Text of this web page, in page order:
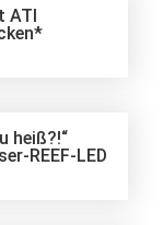
ATI
heiß?!“
REEF-LED